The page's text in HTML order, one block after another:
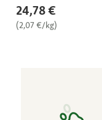
24,78 €
(2,07 €/kg)